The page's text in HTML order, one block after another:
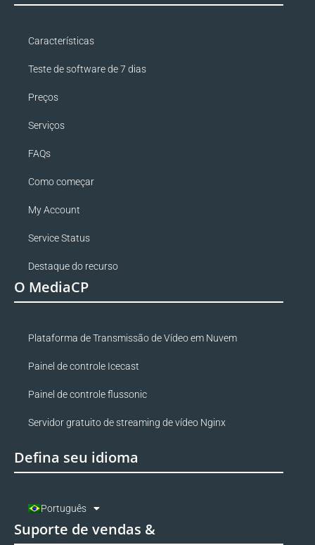
Características
Teste de software de 7 dias
Preços
Serviços
FAQs
Como começar
My Account
Service Status
Destaque do recurso
O MediaCP
Plataforma de Transmissão de Vídeo em Nuvem
Painel de controle Icecast
Painel de controle flussonic
Servidor gratuito de streaming de vídeo Nginx
Defina seu idioma
Português
Suporte de vendas &